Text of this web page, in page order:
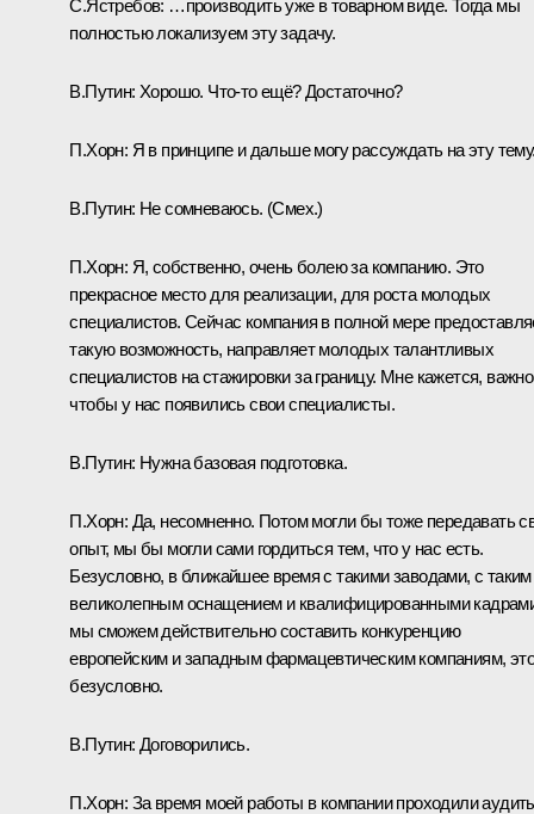
С.Ястребов: …производить уже в товарном виде. Тогда мы
полностью локализуем эту задачу.
В.Путин: Хорошо. Что‑то ещё? Достаточно?
П.Хорн: Я в принципе и дальше могу рассуждать на эту
В.Путин: Не сомневаюсь. (Смех.)
П.Хорн: Я, собственно, очень болею за компанию. Это
прекрасное место для реализации, для роста молодых
специалистов. Сейчас компания в полной мере
такую возможность, направляет молодых талантливых
специалистов на стажировки за границу. Мне кажется,
чтобы у нас появились свои специалисты.
В.Путин: Нужна базовая подготовка.
П.Хорн: Да, несомненно. Потом могли бы тоже передавать
опыт, мы бы могли сами гордиться тем, что у нас есть.
Безусловно, в ближайшее время с такими заводами, с таким
великолепным оснащением и квалифицированными
мы сможем действительно составить конкуренцию
европейским и западным фармацевтическим компаниям, это
безусловно.
В.Путин: Договорились.
П.Хорн: За время моей работы в компании проходили